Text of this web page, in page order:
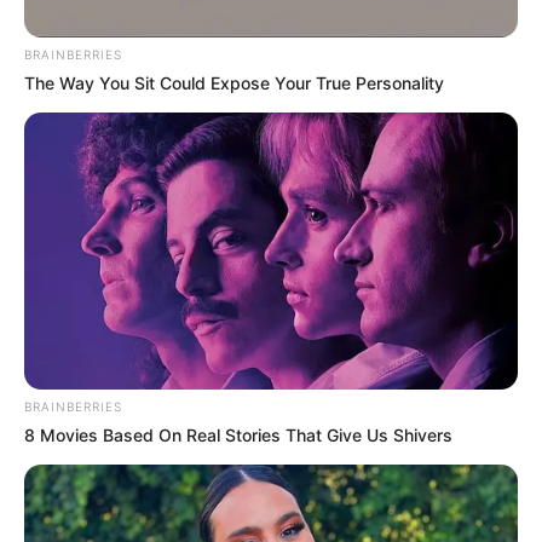
BRAINBERRIES
The Way You Sit Could Expose Your True Personality
BRAINBERRIES
8 Movies Based On Real Stories That Give Us Shivers